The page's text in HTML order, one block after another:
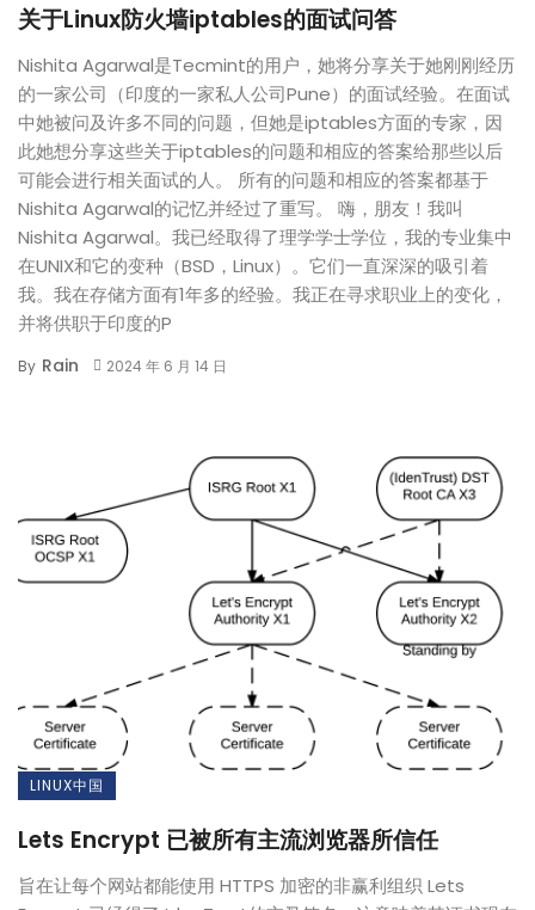
关于Linux防火墙iptables的面试问答
Nishita Agarwal是Tecmint的用户，她将分享关于她刚刚经历
的一家公司（印度的一家私人公司Pune）的面试经验。在面试
中她被问及许多不同的问题，但她是iptables方面的专家，因
此她想分享这些关于iptables的问题和相应的答案给那些以后
可能会进行相关面试的人。 所有的问题和相应的答案都基于
Nishita Agarwal的记忆并经过了重写。 嗨，朋友！我叫
Nishita Agarwal。我已经取得了理学学士学位，我的专业集中
在UNIX和它的变种（BSD，Linux）。它们一直深深的吸引着
我。我在存储方面有1年多的经验。我正在寻求职业上的变化，
并将供职于印度的P
By Rain 2024 年 6 月 14 日
LINUX中国
Lets Encrypt 已被所有主流浏览器所信任
旨在让每个网站都能使用 HTTPS 加密的非赢利组织 Lets